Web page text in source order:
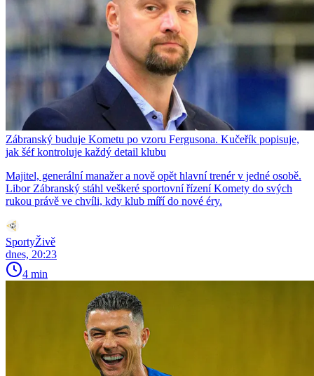
Zábranský buduje Kometu po vzoru Fergusona. Kučeřík popisuje,
jak šéf kontroluje každý detail klubu
Majitel, generální manažer a nově opět hlavní trenér v jedné osobě.
Libor Zábranský stáhl veškeré sportovní řízení Komety do svých
rukou právě ve chvíli, kdy klub míří do nové éry.
SportyŽivě
dnes, 20:23
4 min